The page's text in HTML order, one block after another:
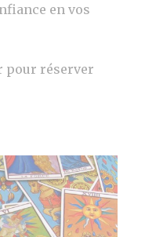
en vos
pour réserver